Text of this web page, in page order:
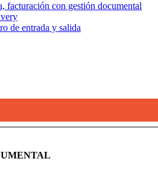
facturación con gestión documental
de entrada y salida